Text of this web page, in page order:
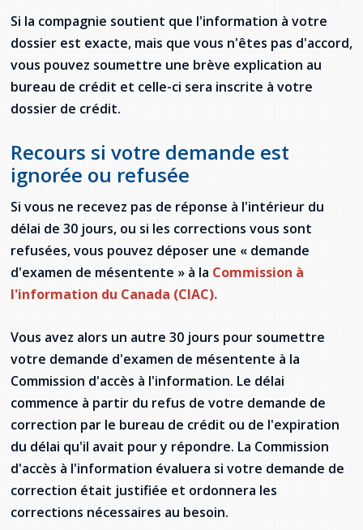
Si la compagnie soutient que l'information à votre
dossier est exacte, mais que vous n'êtes pas d'accord,
vous pouvez soumettre une brève explication au
bureau de crédit et celle-ci sera inscrite à votre
dossier de crédit.
Recours si votre demande est
ignorée ou refusée
Si vous ne recevez pas de réponse à l'intérieur du
délai de 30 jours, ou si les corrections vous sont
refusées, vous pouvez déposer une « demande
d'examen de mésentente » à la Commission à
l'information du Canada (CIAC).
Vous avez alors un autre 30 jours pour soumettre
votre demande d'examen de mésentente à la
Commission d'accès à l'information. Le délai
commence à partir du refus de votre demande de
correction par le bureau de crédit ou de l'expiration
du délai qu'il avait pour y répondre. La Commission
d'accès à l'information évaluera si votre demande de
correction était justifiée et ordonnera les
corrections nécessaires au besoin.